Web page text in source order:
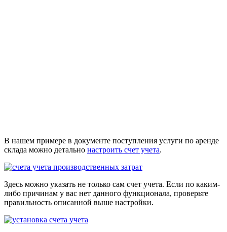
В нашем примере в документе поступления услуги по аренде
склада можно детально настроить счет учета.
Здесь можно указать не только сам счет учета. Если по каким-
либо причинам у вас нет данного функционала, проверьте
правильность описанной выше настройки.